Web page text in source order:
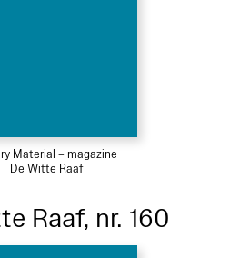
Material – magazine
De Witte Raaf
Raaf, nr. 160